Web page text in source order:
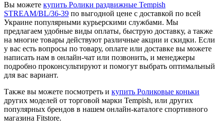
Вы можете купить Ролики раздвижные Tempish
STREAM/BL/36-39 по выгодной цене с доставкой по всей
Украине популярными курьерскими службами. Мы
предлагаем удобные виды оплаты, быструю доставку, а также
на многие товары действуют различные акции и скидки. Если
у вас есть вопросы по товару, оплате или доставке вы можете
написать нам в онлайн-чат или позвонить, и менеджеры
подробно проконсультируют и помогут выбрать оптимальный
для вас вариант.
Также вы можете посмотреть и купить Роликовые коньки
других моделей от торговой марки Tempish, или других
популярных брендов в нашем онлайн-каталоге спортивного
магазина Fitstore.